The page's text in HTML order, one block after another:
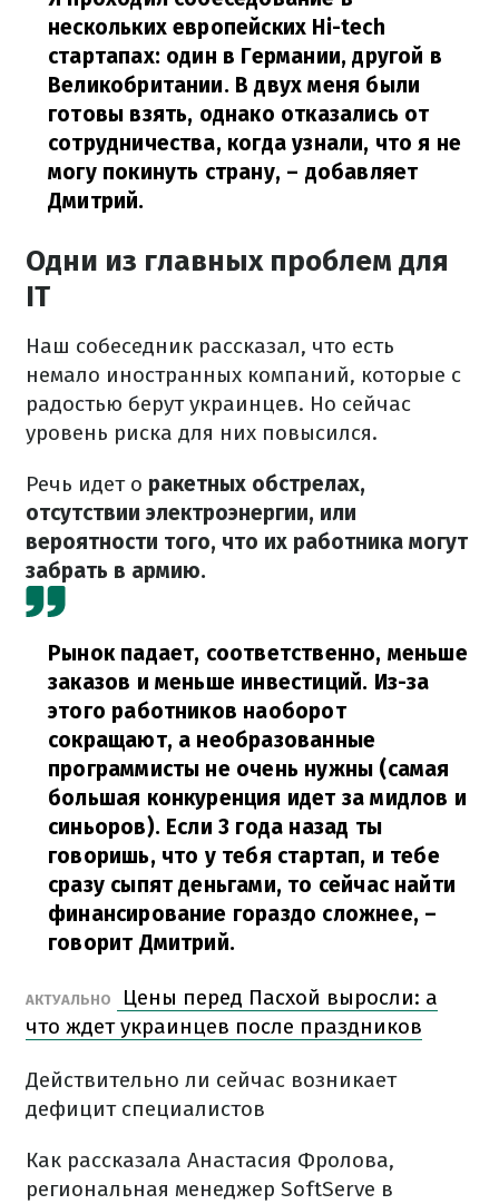
нескольких европейских Hi-tech
стартапах: один в Германии, другой в
Великобритании. В двух меня были
готовы взять, однако отказались от
сотрудничества, когда узнали, что я не
могу покинуть страну, – добавляет
Дмитрий.
Одни из главных проблем для
IT
Наш собеседник рассказал, что есть
немало иностранных компаний, которые с
радостью берут украинцев. Но сейчас
уровень риска для них повысился.
Речь идет о ракетных обстрелах,
отсутствии электроэнергии, или
вероятности того, что их работника могут
забрать в армию.
Рынок падает, соответственно, меньше
заказов и меньше инвестиций. Из-за
этого работников наоборот
сокращают, а необразованные
программисты не очень нужны (самая
большая конкуренция идет за мидлов и
синьоров). Если 3 года назад ты
говоришь, что у тебя стартап, и тебе
сразу сыпят деньгами, то сейчас найти
финансирование гораздо сложнее, –
говорит Дмитрий.
АКТУАЛЬНО
Цены перед Пасхой выросли: а
что ждет украинцев после праздников
Действительно ли сейчас возникает
дефицит специалистов
Как рассказала Анастасия Фролова,
региональная менеджер SoftServe в